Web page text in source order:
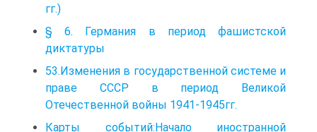
гг.)
§ 6. Германия в период фашистской
диктатуры
53.Изменения в государственной системе и
праве СССР в период Великой
Отечественной войны 1941-1945гг.
Карты событий:Начало иностранной